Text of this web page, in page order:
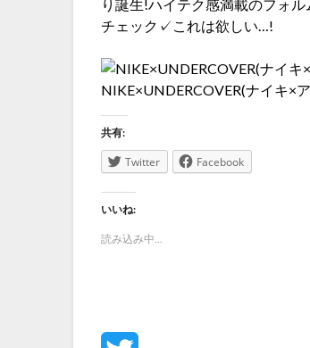
り誕生!ハイテク感満載のフォ
チェック✓これは欲しい…!
NIKE×UNDERCOVER(ナイキ×
共有:
Twitter Facebook
いいね:
読み込み中...